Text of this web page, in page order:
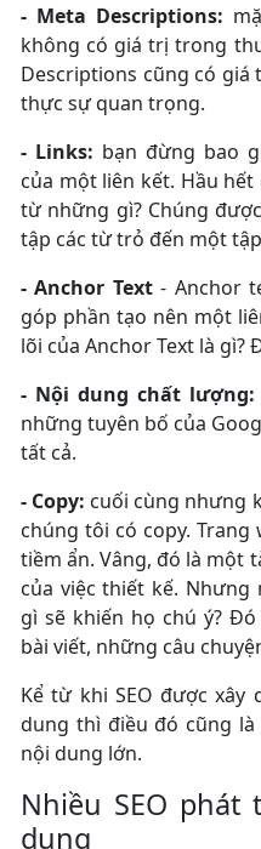
- Meta Descriptions:
không có giá trị trong
Descriptions cũng có giá
thực sự quan trọng.
- Links: bạn đừng bao
của một liên kết. Hầu
từ những gì? Chúng
tập các từ trỏ đến một
- Anchor Text- Anchor
góp phần tạo nên một
lõi của Anchor Text là gì?
- Nội dung chất lượng:
những tuyên bố của
tất cả.
- Copy: cuối cùng nhưng
chúng tôi có copy.
tiềm ẩn. Vâng, đó là một
của việc thiết kế.
gì sẽ khiến họ chú ý?
bài viết, những câu
Kể từ khi SEO được
dung thì điều đó cũng là
nội dung lớn.
Nhiều SEO
dung